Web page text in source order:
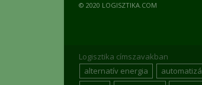
© 2020 LOGISZTIKA.COM
Logisztika címszavakban
alternatív energia